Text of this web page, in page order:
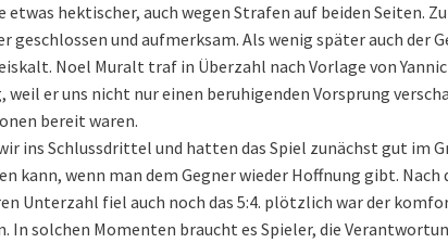
etwas hektischer, auch wegen Strafen auf beiden Seiten.
geschlossen und aufmerksam. Als wenig später auch der
Noel Muralt traf in Überzahl nach Vorlage von
er uns nicht nur einen beruhigenden Vorsprung
bereit waren.
ins Schlussdrittel und hatten das Spiel zunächst gut im
kann, wenn man dem Gegner wieder Hoffnung gibt.
Unterzahl fiel auch noch das 5:4. plötzlich war der
In solchen Momenten braucht es Spieler, die